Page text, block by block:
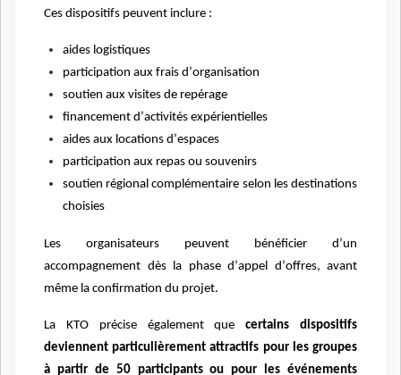
Ces dispositifs peuvent inclure :
aides logistiques
participation aux frais d’organisation
soutien aux visites de repérage
financement d’activités expérientielles
aides aux locations d’espaces
participation aux repas ou souvenirs
soutien régional complémentaire selon les destinations
choisies
Les organisateurs peuvent bénéficier d ’un
accompagnement dès la phase d ’appel d ’offres, avant
même la confirmation du projet.
La KTO précise également quecertains dispositifs
deviennent particulièrement attractifs pour les groupes
à partir de 50 participants ou pour les événements